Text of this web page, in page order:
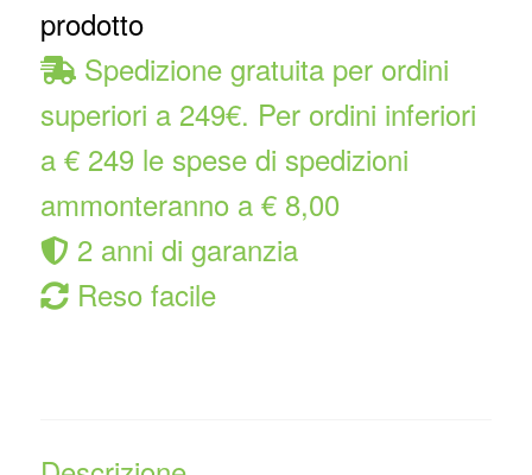
prodotto
Spedizione gratuita per ordini
superiori a 249€. Per ordini inferiori
a € 249 le spese di spedizioni
ammonteranno a € 8,00
2 anni di garanzia
Reso facile